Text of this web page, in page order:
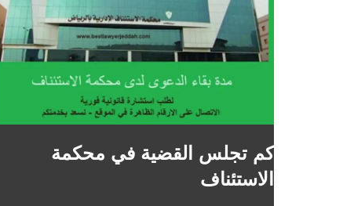
كم تجلس القضية في محكمة
الاستئناف